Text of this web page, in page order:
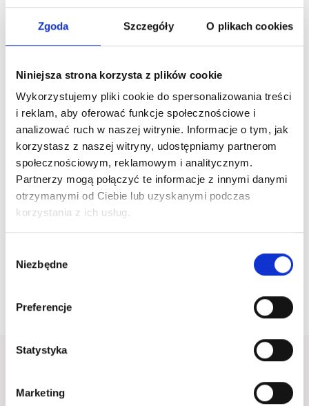
Zgoda Szczegóły O plikach cookies
Niniejsza strona korzysta z plików cookie
Wykorzystujemy pliki cookie do spersonalizowania treści
i reklam, aby oferować funkcje społecznościowe i
analizować ruch w naszej witrynie. Informacje o tym, jak
korzystasz z naszej witryny, udostępniamy partnerom
społecznościowym, reklamowym i analitycznym.
Partnerzy mogą połączyć te informacje z innymi danymi
otrzymanymi od Ciebie lub uzyskanymi podczas
korzystania z ich usług.
zgody
Niezbędne
Preferencje
Statystyka
Marketing
Wakacyjny dziennik z podróży